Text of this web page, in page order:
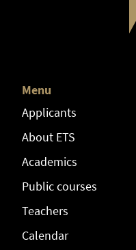
Menu
Applicants
About ETS
Academics
Public courses
Teachers
Calendar